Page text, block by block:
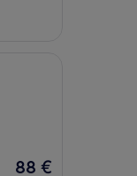
Der
88 €